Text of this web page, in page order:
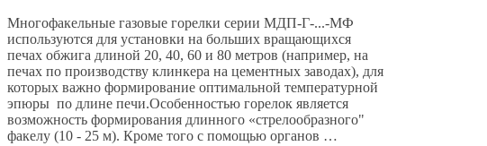
Многофакельные газовые горелки серии МДП-Г-...-МФ
используются для установки на больших вращающихся
печах обжига длиной 20, 40, 60 и 80 метров (например, на
печах по производству клинкера на цементных заводах), для
которых важно формирование оптимальной температурной
эпюры по длине печи.Особенностью горелок является
возможность формирования длинного «стрелообразного"
факелу (10 - 25 м). Кроме того с помощью органов …